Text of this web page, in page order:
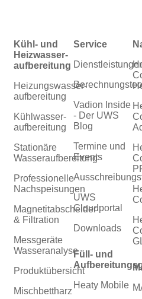
Kühl- und
Heizwasser­
aufbereitung
Heizungswasser­
aufbereitung
Kühlwasser­
aufbereitung
Stationäre
Wasseraufbereitung
Professionelle
Nachspeisungen
Magnetitabscheider
& Filtration
Messgeräte
Wasseranalyse
Produktübersicht
Mischbettharz
Service
Vadion Inside
- Der UWS
Blog
Termine und
Events
UWS
Cloudportal
Downloads
Füll- und
Heaty Mobile